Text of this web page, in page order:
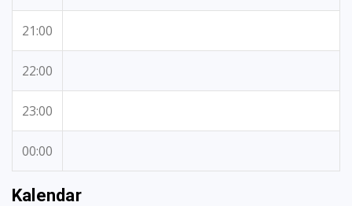
21:00
22:00
23:00
00:00
Kalendar